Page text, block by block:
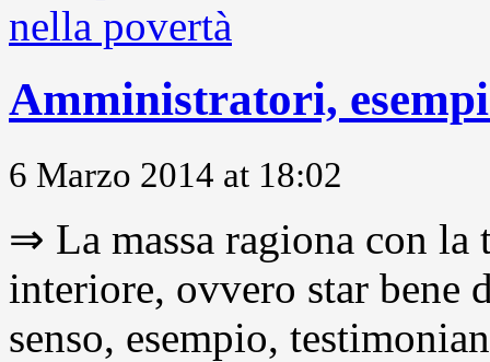
Amministratori,
6 Marzo 2014 at 18:02
⇒ La massa ragiona con
interiore, ovvero star
senso, esempio,